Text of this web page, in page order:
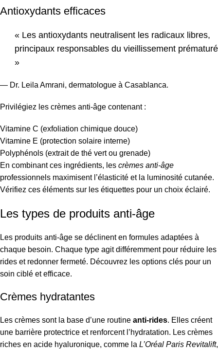
Antioxydants efficaces
« Les antioxydants neutralisent les radicaux libres,
principaux responsables du vieillissement prématuré
»
— Dr. Leila Amrani, dermatologue à Casablanca.
Privilégiez les crèmes anti-âge contenant :
Vitamine C (exfoliation chimique douce)
Vitamine E (protection solaire interne)
Polyphénols (extrait de thé vert ou grenade)
En combinant ces ingrédients, les crèmes anti-âge
professionnels maximisent l’élasticité et la luminosité cutanée.
Vérifiez ces éléments sur les étiquettes pour un choix éclairé.
Les types de produits anti-âge
Les produits anti-âge se déclinent en formules adaptées à
chaque besoin. Chaque type agit différemment pour réduire les
rides et redonner fermeté. Découvrez les options clés pour un
soin ciblé et efficace.
Crèmes hydratantes
Les crèmes sont la base d’une routine anti-rides. Elles créent
une barrière protectrice et renforcent l’hydratation. Les crèmes
riches en acide hyaluronique, comme la L’Oréal Paris Revitalift,